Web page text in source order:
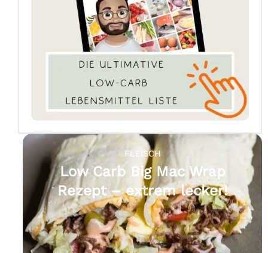
FLEISCH
Low Carb Big Mac Wrap
Rezept – extrem lecker!